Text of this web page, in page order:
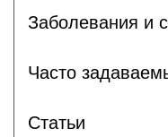
Заболевания и
Часто
Статьи